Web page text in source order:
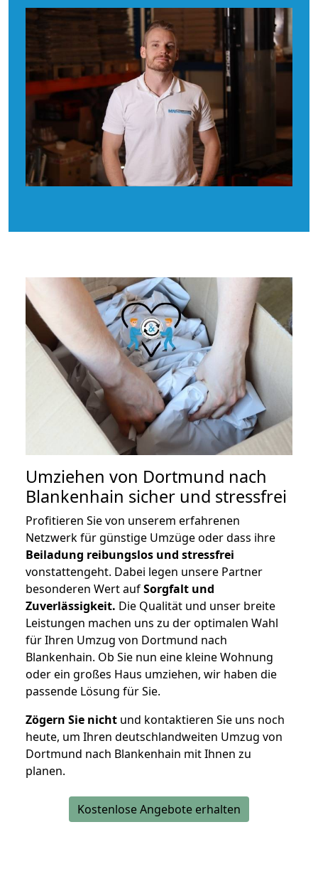
Umziehen von Dortmund nach
Blankenhain sicher und stressfrei
Profitieren Sie von unserem erfahrenen
Netzwerk für günstige Umzüge oder dass ihre
Beiladung reibungslos und stressfrei
vonstattengeht. Dabei legen unsere Partner
besonderen Wert aufSorgfalt und
Zuverlässigkeit. Die Qualität und unser breite
Leistungen machen uns zu der optimalen Wahl
für Ihren Umzug von Dortmund nach
Blankenhain. Ob Sie nun eine kleine Wohnung
oder ein großes Haus umziehen, wir haben die
passende Lösung für Sie.
Zögern Sie nicht und kontaktieren Sie uns noch
heute, um Ihren deutschlandweiten Umzug von
Dortmund nach Blankenhain mit Ihnen zu
planen.
Kostenlose Angebote erhalten